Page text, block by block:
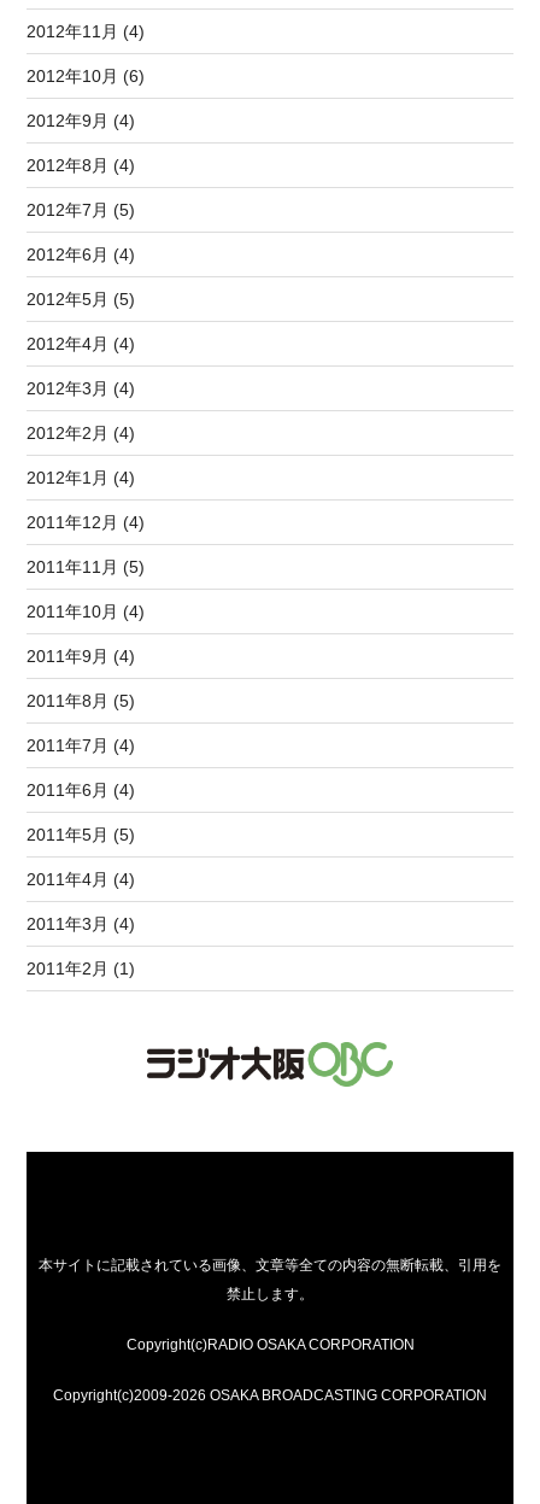
2012年11月 (4)
2012年10月 (6)
2012年9月 (4)
2012年8月 (4)
2012年7月 (5)
2012年6月 (4)
2012年5月 (5)
2012年4月 (4)
2012年3月 (4)
2012年2月 (4)
2012年1月 (4)
2011年12月 (4)
2011年11月 (5)
2011年10月 (4)
2011年9月 (4)
2011年8月 (5)
2011年7月 (4)
2011年6月 (4)
2011年5月 (5)
2011年4月 (4)
2011年3月 (4)
2011年2月 (1)
本サイトに記載されている画像、文章等全ての内容の無断転載、引用を
禁止します。
Copyright(c)RADIO OSAKA CORPORATION
Copyright(c)2009-2026 OSAKA BROADCASTING CORPORATION